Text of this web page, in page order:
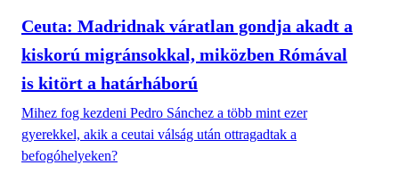
Ceuta: Madridnak váratlan gondja akadt a
kiskorú migránsokkal, miközben Rómával
is kitört a határháború
Mihez fog kezdeni Pedro Sánchez a több mint ezer
gyerekkel, akik a ceutai válság után ottragadtak a
befogóhelyeken?